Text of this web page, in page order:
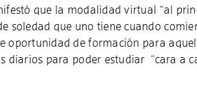
que la modalidad virtual “al
soledad que uno tiene cuando
oportunidad de formación para
diarios para poder estudiar “cara a